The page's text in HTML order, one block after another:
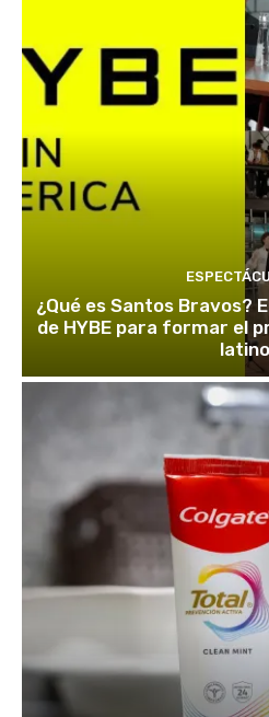
¿Qué es Santos Bravos?
de HYBE para formar el
latino